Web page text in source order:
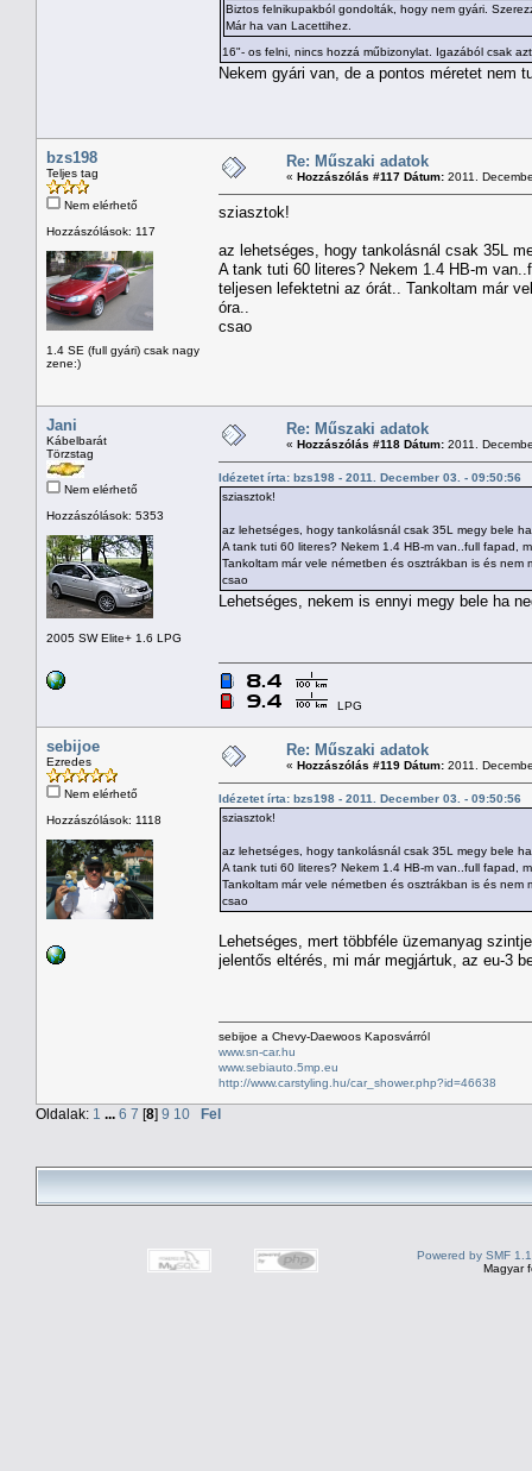
Biztos felnikupakból gondolták, hogy nem gyári.
Már ha van Lacettihez.
16"- os felni, nincs hozzá műbizonylat. Igazából csak
Nekem gyári van, de a pontos méretet nem
bzs198
Teljes tag
Nem elérhető
Hozzászólások: 117
1.4 SE (full gyári) csak nagy
zene:)
Re: Műszaki adatok
« Hozzászólás #117 Dátum: 2011.
sziasztok!
az lehetséges, hogy tankolásnál csak 35L
A tank tuti 60 literes? Nekem 1.4 HB-m
teljesen lefektetni az órát.. Tankoltam már
óra..
csao
Jani
Kábelbarát
Törzstag
Nem elérhető
Hozzászólások: 5353
2005 SW Elite+ 1.6 LPG
Re: Műszaki adatok
« Hozzászólás #118 Dátum: 2011.
Idézetet írta: bzs198 - 2011. December 03. - 09:50:56
sziasztok!
az lehetséges, hogy tankolásnál csak 35L megy bele
A tank tuti 60 literes? Nekem 1.4 HB-m van..full fapad,
Tankoltam már vele németben és osztrákban is és
csao
Lehetséges, nekem is ennyi megy bele ha
LPG
sebijoe
Ezredes
Nem elérhető
Hozzászólások: 1118
Re: Műszaki adatok
« Hozzászólás #119 Dátum: 2011.
Idézetet írta: bzs198 - 2011. December 03. - 09:50:56
sziasztok!
az lehetséges, hogy tankolásnál csak 35L megy bele
A tank tuti 60 literes? Nekem 1.4 HB-m van..full fapad,
Tankoltam már vele németben és osztrákban is és
csao
Lehetséges, mert többféle üzemanyag
jelentős eltérés, mi már megjártuk, az eu-3
sebijoe a Chevy-Daewoos Kaposvárról
www.sn-car.hu
www.sebiauto.5mp.eu
http://www.carstyling.hu/car_shower.php?id=46638
Oldalak: 1 ... 6 7 [8] 9 10 Fel
Powered by SMF
Magyar